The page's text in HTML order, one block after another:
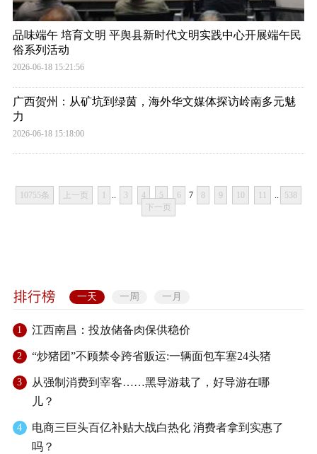
品味端午 培育文明 平舆县新时代文明实践中心开展端午民
俗系列活动
2026-06-18 15:21:56
广西贺州：从矿坑到绿茵，海外华文媒体探访岭南多元魅
力
2026-06-18 15:18:00
10755条 上一页 .. 3 4 5 6 7 8 9 10 ..
538
下一页
一天 一周 一月
1 江西南昌：投放储备肉保供稳价
2 “炒猪团”不顾禁令跨省贩运:一辆面包车塞24头猪
3
从强制消费到宰客……黑导游栽了，好导游在哪
儿？
4
电商三巨头百亿补贴大战白热化 消费者拿到实惠了
吗？